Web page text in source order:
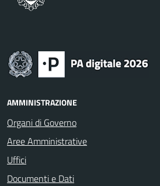
AMMINISTRAZIONE
Organi di Governo
Aree Amministrative
Uffici
Documenti e Dati